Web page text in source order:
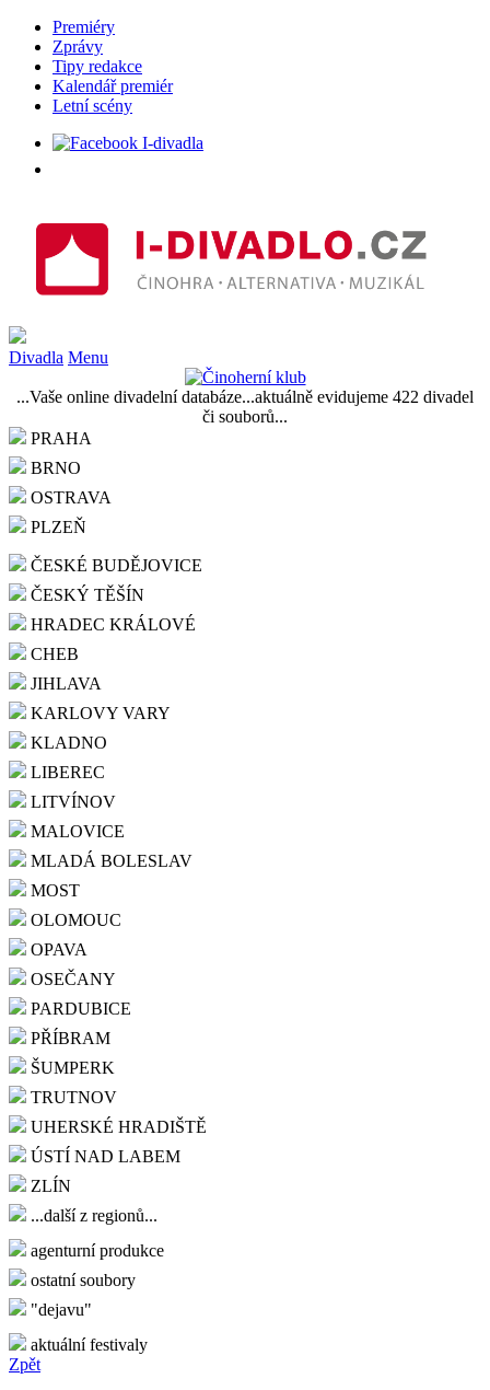
Premiéry
Zprávy
Tipy redakce
Kalendář premiér
Letní scény
Divadla Menu
...Vaše online divadelní databáze...aktuálně evidujeme 422 divadel
či souborů...
PRAHA
BRNO
OSTRAVA
PLZEŇ
ČESKÉ BUDĚJOVICE
ČESKÝ TĚŠÍN
HRADEC KRÁLOVÉ
CHEB
JIHLAVA
KARLOVY VARY
KLADNO
LIBEREC
LITVÍNOV
MALOVICE
MLADÁ BOLESLAV
MOST
OLOMOUC
OPAVA
OSEČANY
PARDUBICE
PŘÍBRAM
ŠUMPERK
TRUTNOV
UHERSKÉ HRADIŠTĚ
ÚSTÍ NAD LABEM
ZLÍN
...další z regionů...
agenturní produkce
ostatní soubory
"dejavu"
aktuální festivaly
Zpět